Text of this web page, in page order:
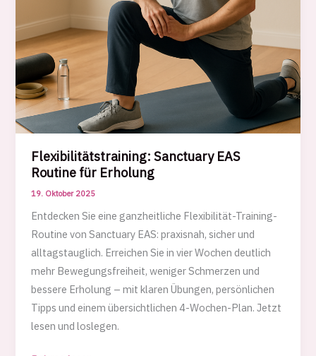
Flexibilitätstraining: Sanctuary EAS
Routine für Erholung
19. Oktober 2025
Entdecken Sie eine ganzheitliche Flexibilität-Training-
Routine von Sanctuary EAS: praxisnah, sicher und
alltagstauglich. Erreichen Sie in vier Wochen deutlich
mehr Bewegungsfreiheit, weniger Schmerzen und
bessere Erholung – mit klaren Übungen, persönlichen
Tipps und einem übersichtlichen 4-Wochen-Plan. Jetzt
lesen und loslegen.